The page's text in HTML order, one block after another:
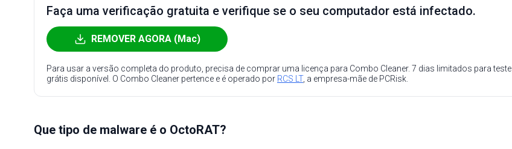
Faça uma verificação gratuita e verifique se o seu computador está infectado.
REMOVER AGORA (Mac)
Para usar a versão completa do produto, precisa de comprar uma licença para Combo Cleaner. 7 dias limitados para teste
grátis disponível. O Combo Cleaner pertence e é operado por RCS LT, a empresa-mãe de PCRisk.
Que tipo de malware é o OctoRAT?